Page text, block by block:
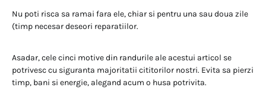
Nu poti risca sa ramai fara ele, chiar si pentru una sau doua zile
(timp necesar deseori reparatiilor.
Asadar, cele cinci motive din randurile ale acestui articol se
potrivesc cu siguranta majoritatii cititorilor nostri. Evita sa pierzi
timp, bani si energie, alegand acum o husa potrivita.